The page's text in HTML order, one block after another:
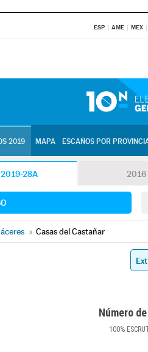
ESP AME MEX
2019 MAPA ESCAÑOS POR
2019-28A 2016
» Casas del Castañar
Número
100%